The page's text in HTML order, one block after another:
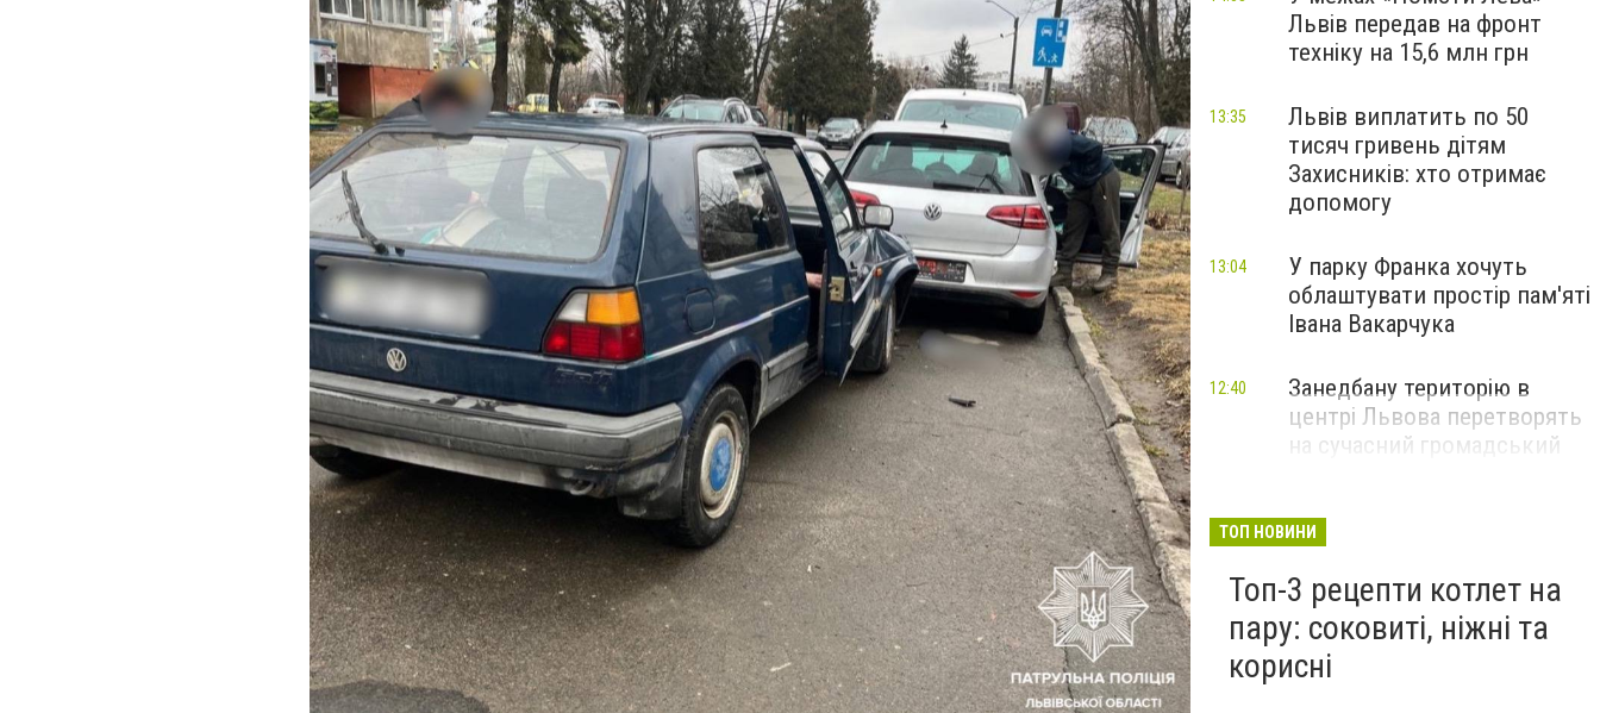
Львів передав на фронт
техніку на 15,6 млн грн
Львів виплатить по 50
тисяч гривень дітям
Захисників: хто отримає
допомогу
13:35
У парку Франка хочуть
облаштувати простір пам'яті
Івана Вакарчука
13:04
Занедбану територію в
центрі Львова перетворять
на сучасний громадський
12:40
ТОП НОВИНИ
Топ-3 рецепти котлет на
пару: соковиті, ніжні та
корисні